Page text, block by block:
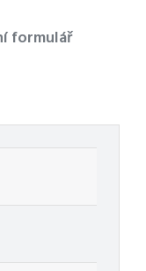
formulář